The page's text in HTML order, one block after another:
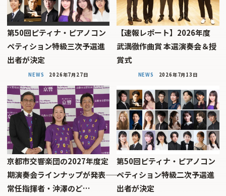
第50回ピティナ・ピアノコン
ペティション特級三次予選進
出者が決定
NEWS 2026年7月27日
【速報レポート】2026年度
武満徹作曲賞 本選演奏会＆授
賞式
NEWS 2026年7月13日
京都市交響楽団の2027年度定
期演奏会ラインナップが発表――
常任指揮者・沖澤のど…
第50回ピティナ・ピアノコン
ペティション特級二次予選進
出者が決定